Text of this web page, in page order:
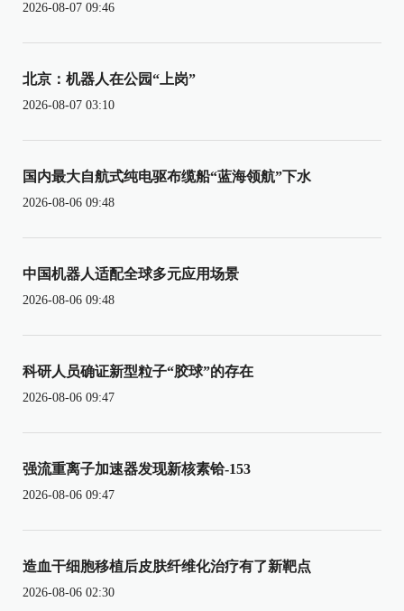
2026-08-07 09:46
北京：机器人在公园“上岗”
2026-08-07 03:10
国内最大自航式纯电驱布缆船“蓝海领航”下水
2026-08-06 09:48
中国机器人适配全球多元应用场景
2026-08-06 09:48
科研人员确证新型粒子“胶球”的存在
2026-08-06 09:47
强流重离子加速器发现新核素铪-153
2026-08-06 09:47
造血干细胞移植后皮肤纤维化治疗有了新靶点
2026-08-06 02:30